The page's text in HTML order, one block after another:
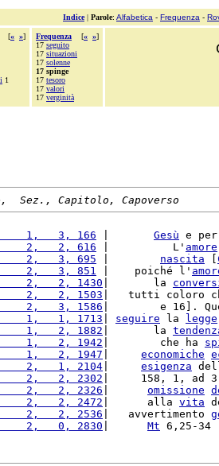
Indice| Parole: Alfabetica - Frequenza -
[« »]
1
Frequenza [« »]
17 seguito
17 situazioni
17 solenne
17 spinge
17 tesoro
17 valori
17 verginità
Sez., Capitolo, Capoverso
1,   3, 166
Gesù e
2,   2, 616
|          L' amore
2,   3, 695
nascita
2,   3, 851
|    poiché l'
2,   2, 1430
|       la
2,   2, 1503
|   tutti coloro
2,   3, 1586
|        e 16].
1,   1, 1713
seguire la
legge
1,   2, 1882
|       la
1,   2, 1942
|        che ha
1,   2, 1947
economiche
2,   1, 2104
esigenza
2,   2, 2302
|     158, 1, ad
2,   2, 2326
omissione
2,   2, 2472
|      alla vita
2,   2, 2536
|   avvertimento
2,   0, 2830
Mt 6,25-